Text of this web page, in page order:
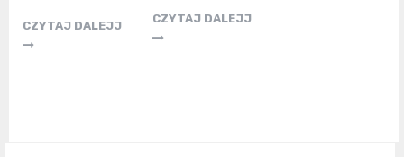
CZYTAJ DALEJJ
CZYTAJ DALEJJ